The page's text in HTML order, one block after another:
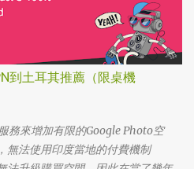
還真不知道這部劇集要表達什麼 -
和後續開始步入至安的黑暗世界，
蟲視角? 為什麼要加這些星星? 所以
和朋友說一定要撐過第一集，過了
每集都看到落淚的時候，我朋友無
。 題外話，整部影集完結後，我
意外的覺得發現角色們的另外一
話的高手；至安那張毫無感情的
情偷的天經地義，無負擔，也讓我
到土耳其推薦（限桌機
務來增加有限的Google Photo空
無法使用印度當地的付費機制